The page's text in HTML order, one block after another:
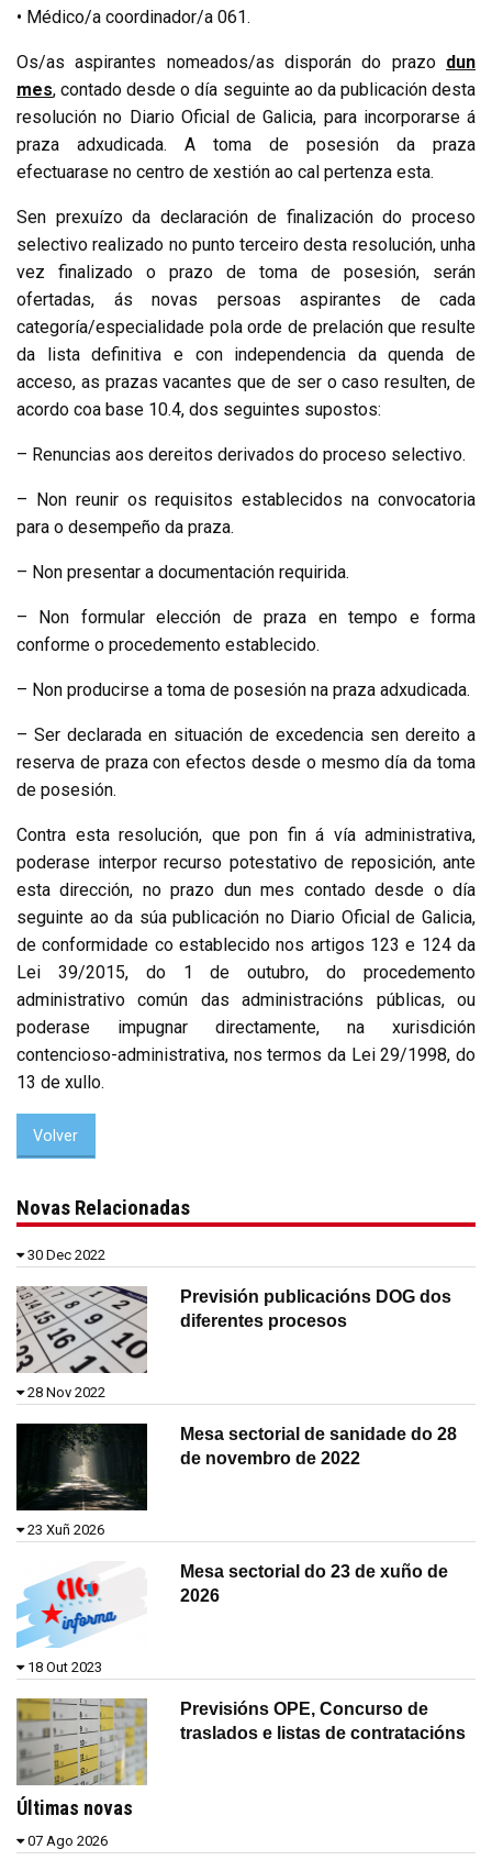
• Médico/a coordinador/a 061.
Os/as aspirantes nomeados/as disporán do prazo dun
mes, contado desde o día seguinte ao da publicación desta
resolución no Diario Oficial de Galicia, para incorporarse á
praza adxudicada. A toma de posesión da praza
efectuarase no centro de xestión ao cal pertenza esta.
Sen prexuízo da declaración de finalización do proceso
selectivo realizado no punto terceiro desta resolución, unha
vez finalizado o prazo de toma de posesión, serán
ofertadas, ás novas persoas aspirantes de cada
categoría/especialidade pola orde de prelación que resulte
da lista definitiva e con independencia da quenda de
acceso, as prazas vacantes que de ser o caso resulten, de
acordo coa base 10.4, dos seguintes supostos:
– Renuncias aos dereitos derivados do proceso selectivo.
– Non reunir os requisitos establecidos na convocatoria
para o desempeño da praza.
– Non presentar a documentación requirida.
– Non formular elección de praza en tempo e forma
conforme o procedemento establecido.
– Non producirse a toma de posesión na praza adxudicada.
– Ser declarada en situación de excedencia sen dereito a
reserva de praza con efectos desde o mesmo día da toma
de posesión.
Contra esta resolución, que pon fin á vía administrativa,
poderase interpor recurso potestativo de reposición, ante
esta dirección, no prazo dun mes contado desde o día
seguinte ao da súa publicación no Diario Oficial de Galicia,
de conformidade co establecido nos artigos 123 e 124 da
Lei 39/2015, do 1 de outubro, do procedemento
administrativo común das administracións públicas, ou
poderase impugnar directamente, na xurisdición
contencioso-administrativa, nos termos da Lei 29/1998, do
13 de xullo.
Volver
Novas Relacionadas
30 Dec 2022
Previsión publicacións DOG dos
diferentes procesos
28 Nov 2022
Mesa sectorial de sanidade do 28
de novembro de 2022
23 Xuñ 2026
Mesa sectorial do 23 de xuño de
2026
18 Out 2023
Previsións OPE, Concurso de
traslados e listas de contratacións
Últimas novas
07 Ago 2026